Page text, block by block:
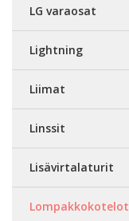
LG varaosat
Lightning
Liimat
Linssit
Lisävirtalaturit
Lompakkokotelot